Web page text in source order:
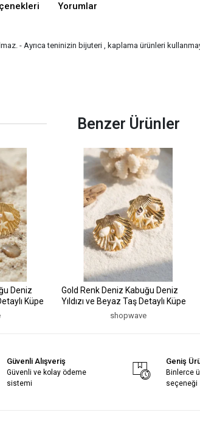
Yorumlar
- Ayrıca teninizin bijuteri , kaplama ürünleri
Benzer Ürünler
Deniz
Küpe
Gold Renk Deniz Kabuğu Deniz
Yıldızı ve Beyaz Taş Detaylı Küpe
shopwave
Güvenli Alışveriş
Güvenli ve kolay ödeme
sistemi
Geniş
Binlerce
seçeneği